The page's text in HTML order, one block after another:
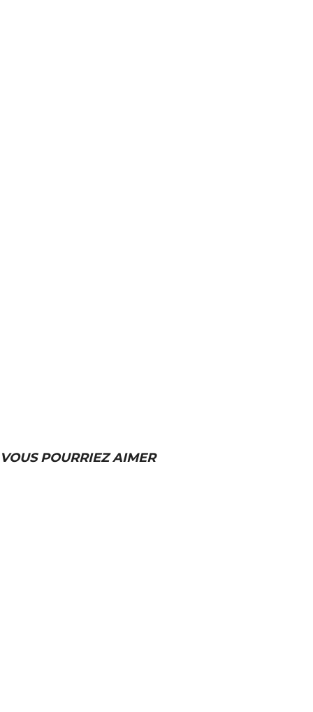
VOUS POURRIEZ AIMER